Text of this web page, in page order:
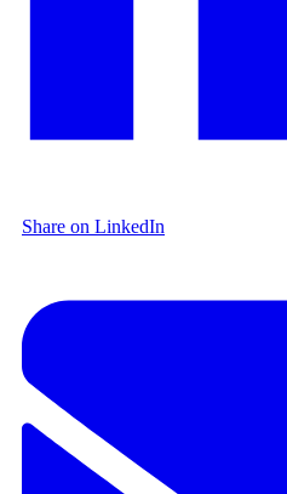
Share on LinkedIn